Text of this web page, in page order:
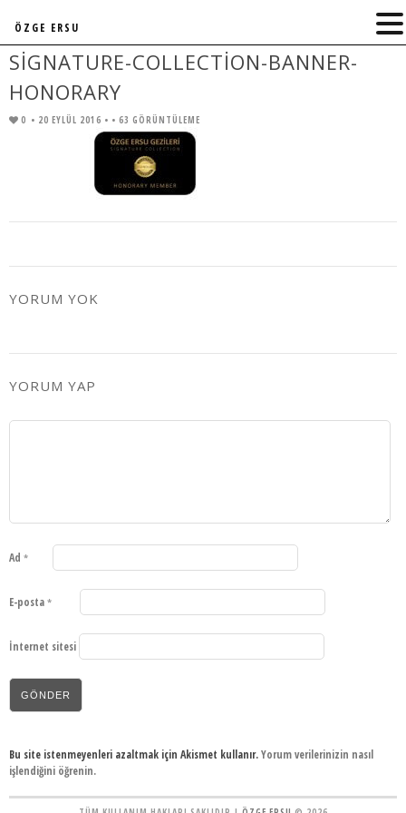
SIGNATURE-COLLECTION-BANNER-
HONORARY
0 • 20 EYLÜL 2016 • • 63 GÖRÜNTÜLEME
YORUM YOK
YORUM YAP
Ad *
E-posta *
İnternet sitesi
Bu site istenmeyenleri azaltmak için Akismet kullanır.Yorum verilerinizin nasıl
işlendiğini öğrenin.
ÖZGE ERSU